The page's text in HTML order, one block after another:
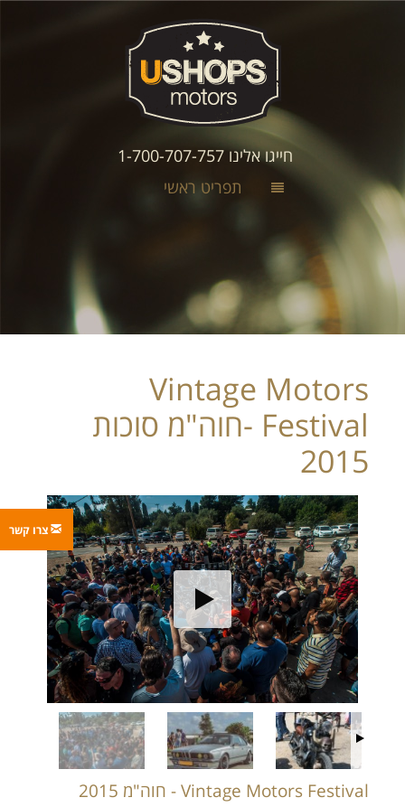
חייגו אלינו 1-700-707-757
תפריט ראשי
Vintage Motors
Festival -חוה"מ סוכות
2015
Vintage Motors Festival - חוה"מ 2015
צרו קשר